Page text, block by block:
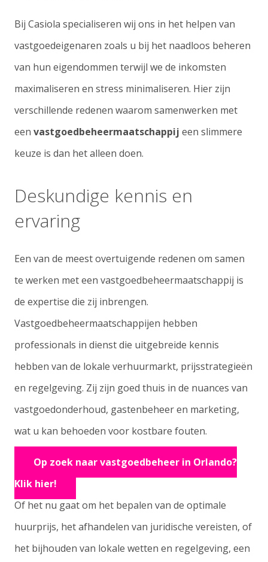
Bij Casiola specialiseren wij ons in het helpen van
vastgoedeigenaren zoals u bij het naadloos beheren
van hun eigendommen terwijl we de inkomsten
maximaliseren en stress minimaliseren. Hier zijn
verschillende redenen waarom samenwerken met
een vastgoedbeheermaatschappij een slimmere
keuze is dan het alleen doen.
Deskundige kennis en
ervaring
Een van de meest overtuigende redenen om samen
te werken met een vastgoedbeheermaatschappij is
de expertise die zij inbrengen.
Vastgoedbeheermaatschappijen hebben
professionals in dienst die uitgebreide kennis
hebben van de lokale verhuurmarkt, prijsstrategieën
en regelgeving. Zij zijn goed thuis in de nuances van
vastgoedonderhoud, gastenbeheer en marketing,
wat u kan behoeden voor kostbare fouten.
Op zoek naar vastgoedbeheer in Orlando?
Klik hier!
Of het nu gaat om het bepalen van de optimale
huurprijs, het afhandelen van juridische vereisten, of
het bijhouden van lokale wetten en regelgeving, een